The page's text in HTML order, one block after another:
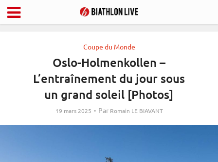
Coupe du Monde
Oslo-Holmenkollen –
L’entraînement du jour sous
un grand soleil [Photos]
19 mars 2025 Par Romain LE BIAVANT